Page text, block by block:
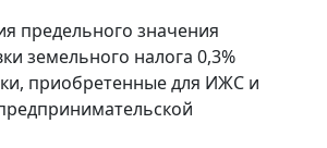
предельного значения
земельного налога 0,3%
приобретенные для ИЖС и